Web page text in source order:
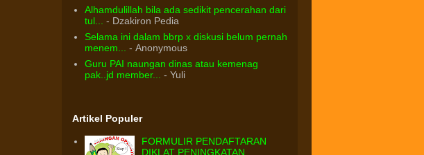
Alhamdulillah bila ada sedikit pencerahan dari
tul...
- Dzakiron Pedia
Selama ini dalam bbrp x diskusi belum pernah
menem...
- Anonymous
Guru PAI naungan dinas atau kemenag
pak..jd member...
- Yuli
Artikel Populer
FORMULIR PENDAFTARAN
DIKLAT PENINGKATAN